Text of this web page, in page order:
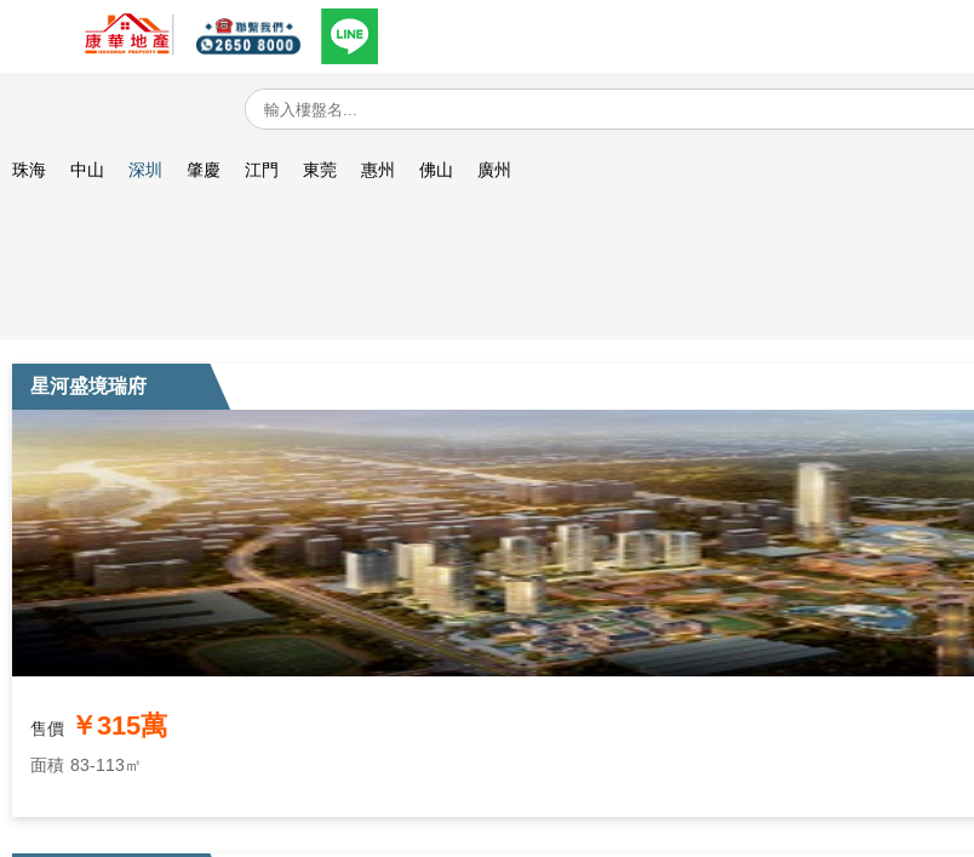
珠海 中山 深圳 肇慶 江門 東莞 惠州 佛山 廣州
星河盛境瑞府
售價 ￥315萬
面積 83-113㎡